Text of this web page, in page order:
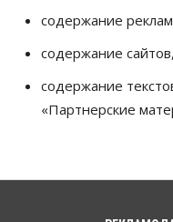
содержание
содержание
содержание
«Партнерские